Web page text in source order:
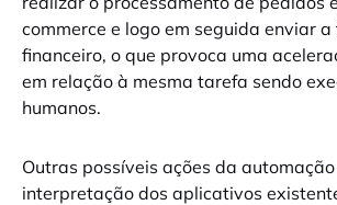
commerce e logo em seguida enviar
financeiro, o que provoca uma
em relação à mesma tarefa sendo
humanos.
Outras possíveis ações da
interpretação dos aplicativos